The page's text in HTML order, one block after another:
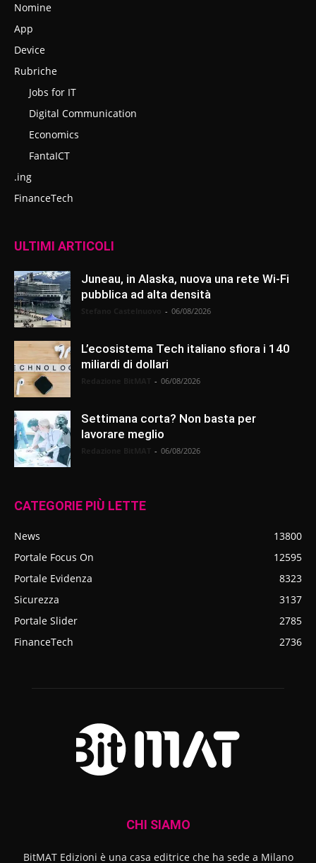
Nomine
App
Device
Rubriche
Jobs for IT
Digital Communication
Economics
FantaICT
.ing
FinanceTech
ULTIMI ARTICOLI
Juneau, in Alaska, nuova una rete Wi-Fi
pubblica ad alta densità
- 06/08/2026
L’ecosistema Tech italiano sfiora i 140
miliardi di dollari
- 06/08/2026
Settimana corta? Non basta per
lavorare meglio
- 06/08/2026
CATEGORIE PIÙ LETTE
News
13800
Portale Focus On
12595
Portale Evidenza
8323
Sicurezza
3137
Portale Slider
2785
FinanceTech
2736
CHI SIAMO
BitMAT Edizioni è una casa editrice che ha sede a Milano